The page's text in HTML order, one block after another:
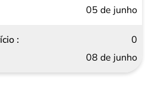
05 de junho
0
08 de junho